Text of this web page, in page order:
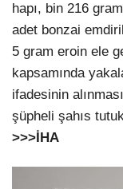
hapı, bin 216
adet bonzai
5 gram eroin ele
kapsamında
ifadesinin
şüpheli şahıs
>>>İHA